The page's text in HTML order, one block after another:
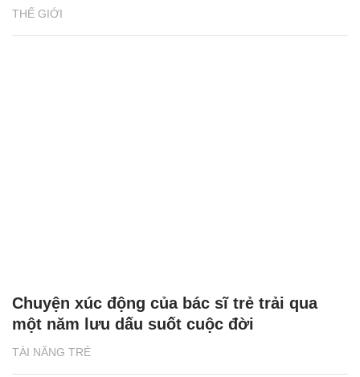
THẾ GIỚI
TÀI NĂNG TRẺ
Chuyện xúc động của bác sĩ trẻ trải qua
một năm lưu dấu suốt cuộc đời